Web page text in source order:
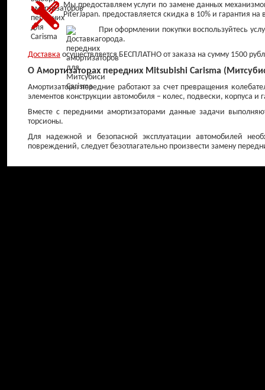
Колодки тормозные
передние
от 800 ₽
Колодки
задние
от 900 ₽
Мы предоставляем услуги по замене данных
PiterJapan. предоставляется скидка в 10% и гарантия
При оформлении покупки воспользуйтесь
города.
Доставка осуществляется БЕСПЛАТНО от заказа на сумму 1500
О Амортизаторах передних Mitsubishi Carisma
Амортизаторы передние работают за счет превращения
элементов конструкции автомобиля – колес, подвески, корпуса и
Вместе с передними амортизаторами данные задачи
торсионы.
Для надежной и безопасной эксплуатации автомобилей
повреждений, следует безотлагательно произвести замену